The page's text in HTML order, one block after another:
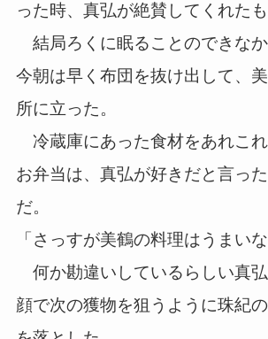
った時、真弘が絶賛してくれたも
結局ろくに眠ることのできなか
今朝は早く布団を抜け出して、
所に立った。
冷蔵庫にあった食材をあれこ
お弁当は、真弘が好きだと言っ
だ。
「さっすが美鶴の料理はうまいな
何か勘違いしているらしい真
顔で次の獲物を狙うように珠紀